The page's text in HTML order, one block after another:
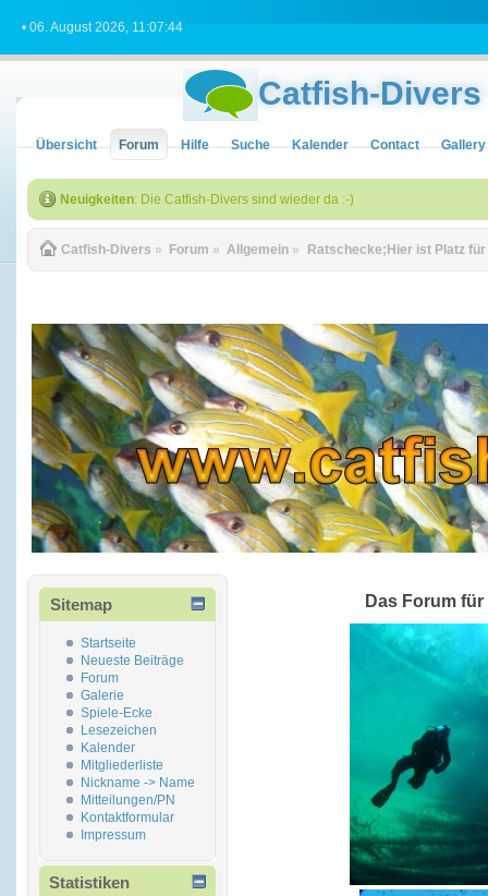
• 06. August 2026, 11:07:44
Catfish-Divers
Übersicht Forum Hilfe Suche Kalender Contact Gallery
Neuigkeiten: Die Catfish-Divers sind wieder da :-)
Catfish-Divers » Forum » Allgemein » Ratschecke;Hier ist Platz
Sitemap
Startseite
Neueste Beiträge
Forum
Galerie
Spiele-Ecke
Lesezeichen
Kalender
Mitgliederliste
Nickname -> Name
Mitteilungen/PN
Kontaktformular
Impressum
Statistiken
Das Forum